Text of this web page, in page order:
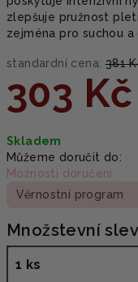
zlepšuje pružnost
zejména pro suchou
standardní cena: 381
303 Kč
cena:
Skladem
Můžeme doručit do:
Možnosti doručení
Věrnostní program
Množstevní
1 ks